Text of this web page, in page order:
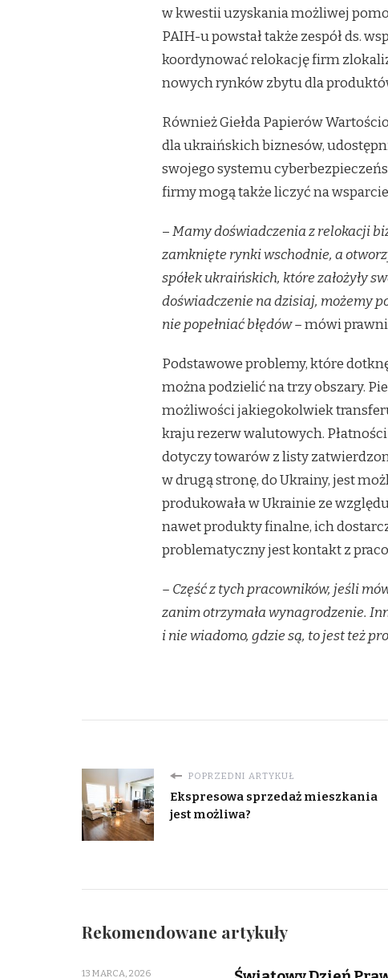
w kwestii uzyskania możliwej
PAIH-u powstał także zespół ds.
koordynować relokację firm
nowych rynków zbytu dla
Również Giełda Papierów
dla ukraińskich biznesów,
swojego systemu
firmy mogą także liczyć na
–Mamy doświadczenia z relokacji
zamknięte rynki wschodnie, a
spółek ukraińskich, które założyły
doświadczenie na dzisiaj, możemy
nie popełniać błędów –mówi
Podstawowe problemy, które
można podzielić na trzy obszary.
możliwości jakiegokolwiek
kraju rezerw walutowych.
dotyczy towarów z listy
w drugą stronę, do Ukrainy, jest
produkowała w Ukrainie ze
nawet produkty finalne, ich
problematyczny jest kontakt z
– Część z tych pracowników, jeśli
zanim otrzymała wynagrodzenie.
i nie wiadomo, gdzie są, to jest też
POPRZEDNI ARTYKUŁ
Ekspresowa sprzedaż mieszkania
jest możliwa?
Rekomendowane artykuły
13 MARCA, 2026